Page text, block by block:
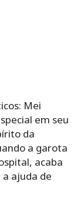
Mei
em seu
da
a garota
acaba
ajuda de